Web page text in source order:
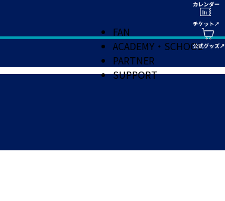
FAN
ACADEMY・SCHOOL
PARTNER
SUPPORT